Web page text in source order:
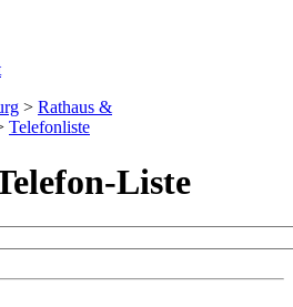
> Rathaus &
Telefonliste
Liste